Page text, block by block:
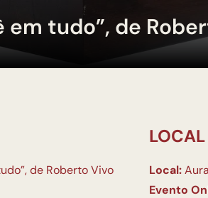
tudo”, de
de Roberto Vivo
LOCAL
Local:Aura
Evento